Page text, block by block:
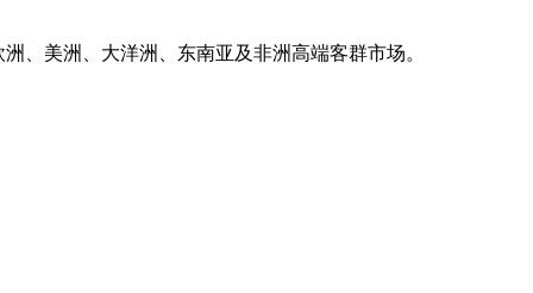
、美洲、大洋洲、东南亚及非洲高端客群市场。